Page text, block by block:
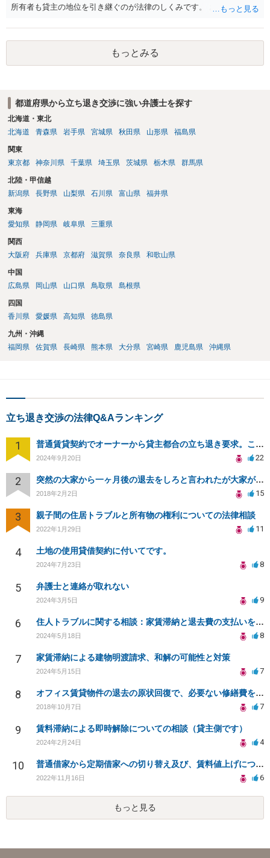
所有者も貸主の地位を引き継ぐのが法律のしくみです。 おそらくは、
が納得いくものであれば応じても良いですが、納得できなければ断る
（家賃を支払い居住を続ける）のが良いでしょう。
もっとみる
都道府県から立ち退き交渉に強い弁護士を探す
北海道・東北
北海道
青森県 岩手県 宮城県 秋田県 山形県 福島県
関東
東京都
神奈川県 千葉県 埼玉県 茨城県 栃木県 群馬県
北陸・甲信越
新潟県
長野県 山梨県 石川県 富山県 福井県
東海
愛知県
静岡県 岐阜県 三重県
関西
大阪府
兵庫県 京都府 滋賀県 奈良県 和歌山県
中国
広島県
岡山県 山口県 鳥取県 島根県
四国
香川県
愛媛県 高知県 徳島県
九州・沖縄
福岡県
佐賀県 長崎県 熊本県 大分県 宮崎県 鹿児島県 沖縄県
立ち退き交渉の法律Q&Aランキング
1 普通賃貸契約でオーナーから貸主都合の立ち退き要求。このまま住み続けるには？
2024年9月20日 22
2 突然の大家から一ヶ月後の退去をしろと言われたが大家が損害請求に応じない
2018年2月2日 15
3 親子間の住居トラブルと所有物の権利についての法律相談
2022年1月29日 11
4 土地の使用貸借契約に付いてです。
2024年7月23日 8
5 弁護士と連絡が取れない
2024年3月5日 9
6 住人トラブルに関する相談：家賃滞納と退去費の支払いを拒否され、管理鍵の横領も発生
2024年5月18日 8
7 家賃滞納による建物明渡請求、和解の可能性と対策
2024年5月15日 7
8 オフィス賃貸物件の退去の原状回復で、必要ない修繕費を請求されている
2018年10月7日 7
9 賃料滞納による即時解除についての相談（貸主側です）
2024年2月24日 4
10 普通借家から定期借家への切り替え及び、賃料値上げについて
2022年11月16日 6
もっと見る